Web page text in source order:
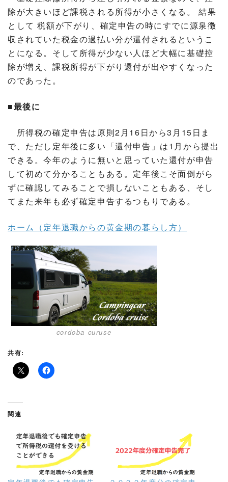
除が大きいほど課税される所得が小さくなる。 結果
として 税額が下がり、確定申告の時にすでに源泉徴
収されていた税金の過払い分が還付されるというこ
とになる。そして所得が少ない人ほど大幅に基礎控
除が増え、課税所得が下がり還付が出やすくなった
のであった。
■最後に
所得税の確定申告は原則2月16日から3月15日ま
で、ただし定年後に多い「還付申告」は1月から提出
できる。今年のように無いと思っていた還付が申告
して初めて分かることもある。定年後こそ面倒がら
ずに確認してみることで損しないこともある、そし
てまた来年も必ず確定申告するつもりである。
ホーム（定年退職からの黄金期の暮らし方）
cordoba curuse
共有:
関連